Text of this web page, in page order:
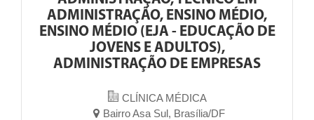
ADMINISTRAÇÃO, ENSINO MÉDIO,
ENSINO MÉDIO (EJA - EDUCAÇÃO DE
JOVENS E ADULTOS),
ADMINISTRAÇÃO DE EMPRESAS
CLÍNICA MÉDICA
Bairro Asa Sul, Brasília/DF